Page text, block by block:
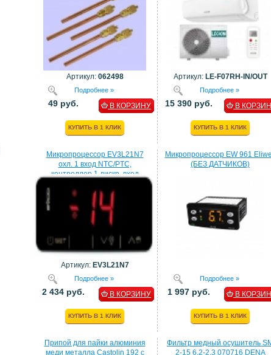
Артикул: 062498
Подробнее »
49 руб. В КОРЗИНУ
КУПИТЬ В 1 КЛИК
Артикул: LE-F07RH-IN/OUT
Подробнее »
15 390 руб. В
КУПИТЬ В 1 КЛИК
Микропроцессор EV3L21N7
охл. 1 вход NTC/PTC,
контроллер 1 дискр. вход
Артикул: EV3L21N7
Подробнее »
2 434 руб. В КОРЗИНУ
КУПИТЬ В 1 КЛИК
Микропроцессор EW 961
(БЕЗ ДАТЧИКОВ)
Подробнее »
1 997 руб. В
КУПИТЬ В 1 КЛИК
Припой для пайки алюминия
меди металла Castolin 192 с
Фильтр медный осушитель
2-15 6,2-2,3 070716 DENA